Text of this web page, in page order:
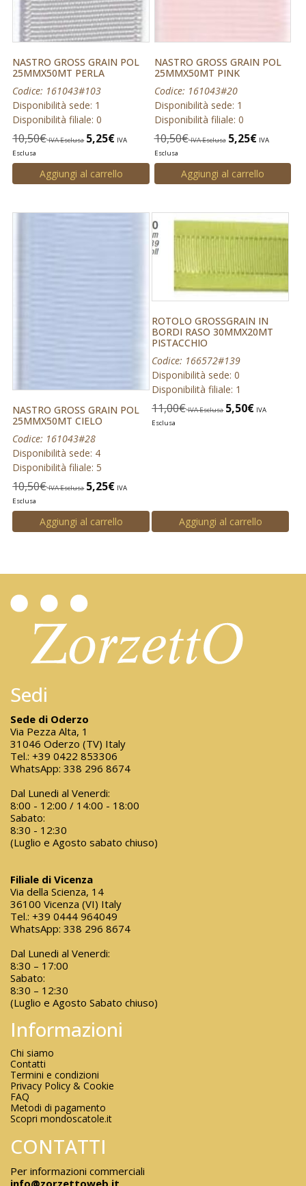
NASTRO GROSS GRAIN POL
25MMX50MT PERLA
Codice: 161043#103
Disponibilità sede: 1
Disponibilità filiale: 0
10,50€ IVA Esclusa 5,25€ IVA
Esclusa
Aggiungi al carrello
NASTRO GROSS GRAIN POL
25MMX50MT PINK
Codice: 161043#20
Disponibilità sede: 1
Disponibilità filiale: 0
10,50€ IVA Esclusa 5,25€ IVA
Esclusa
Aggiungi al carrello
NASTRO GROSS GRAIN POL
25MMX50MT CIELO
Codice: 161043#28
Disponibilità sede: 4
Disponibilità filiale: 5
10,50€ IVA Esclusa 5,25€ IVA
Esclusa
Aggiungi al carrello
ROTOLO GROSSGRAIN IN
BORDI RASO 30MMX20MT
PISTACCHIO
Codice: 166572#139
Disponibilità sede: 0
Disponibilità filiale: 1
11,00€ IVA Esclusa 5,50€ IVA
Esclusa
Aggiungi al carrello
Sedi
Sede di Oderzo
Via Pezza Alta, 1
31046 Oderzo (TV) Italy
Tel.: +39 0422 853306
WhatsApp: 338 296 8674
Dal Lunedi al Venerdi:
8:00 - 12:00 / 14:00 - 18:00
Sabato:
8:30 - 12:30
(Luglio e Agosto sabato chiuso)
Filiale di Vicenza
Via della Scienza, 14
36100 Vicenza (VI) Italy
Tel.: +39 0444 964049
WhatsApp: 338 296 8674
Dal Lunedi al Venerdi:
8:30 – 17:00
Sabato:
8:30 – 12:30
(Luglio e Agosto Sabato chiuso)
Informazioni
Chi siamo
Contatti
Termini e condizioni
Privacy Policy & Cookie
FAQ
Metodi di pagamento
Scopri mondoscatole.it
CONTATTI
Per informazioni commerciali